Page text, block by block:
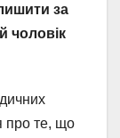
за
чоловік
про те, що